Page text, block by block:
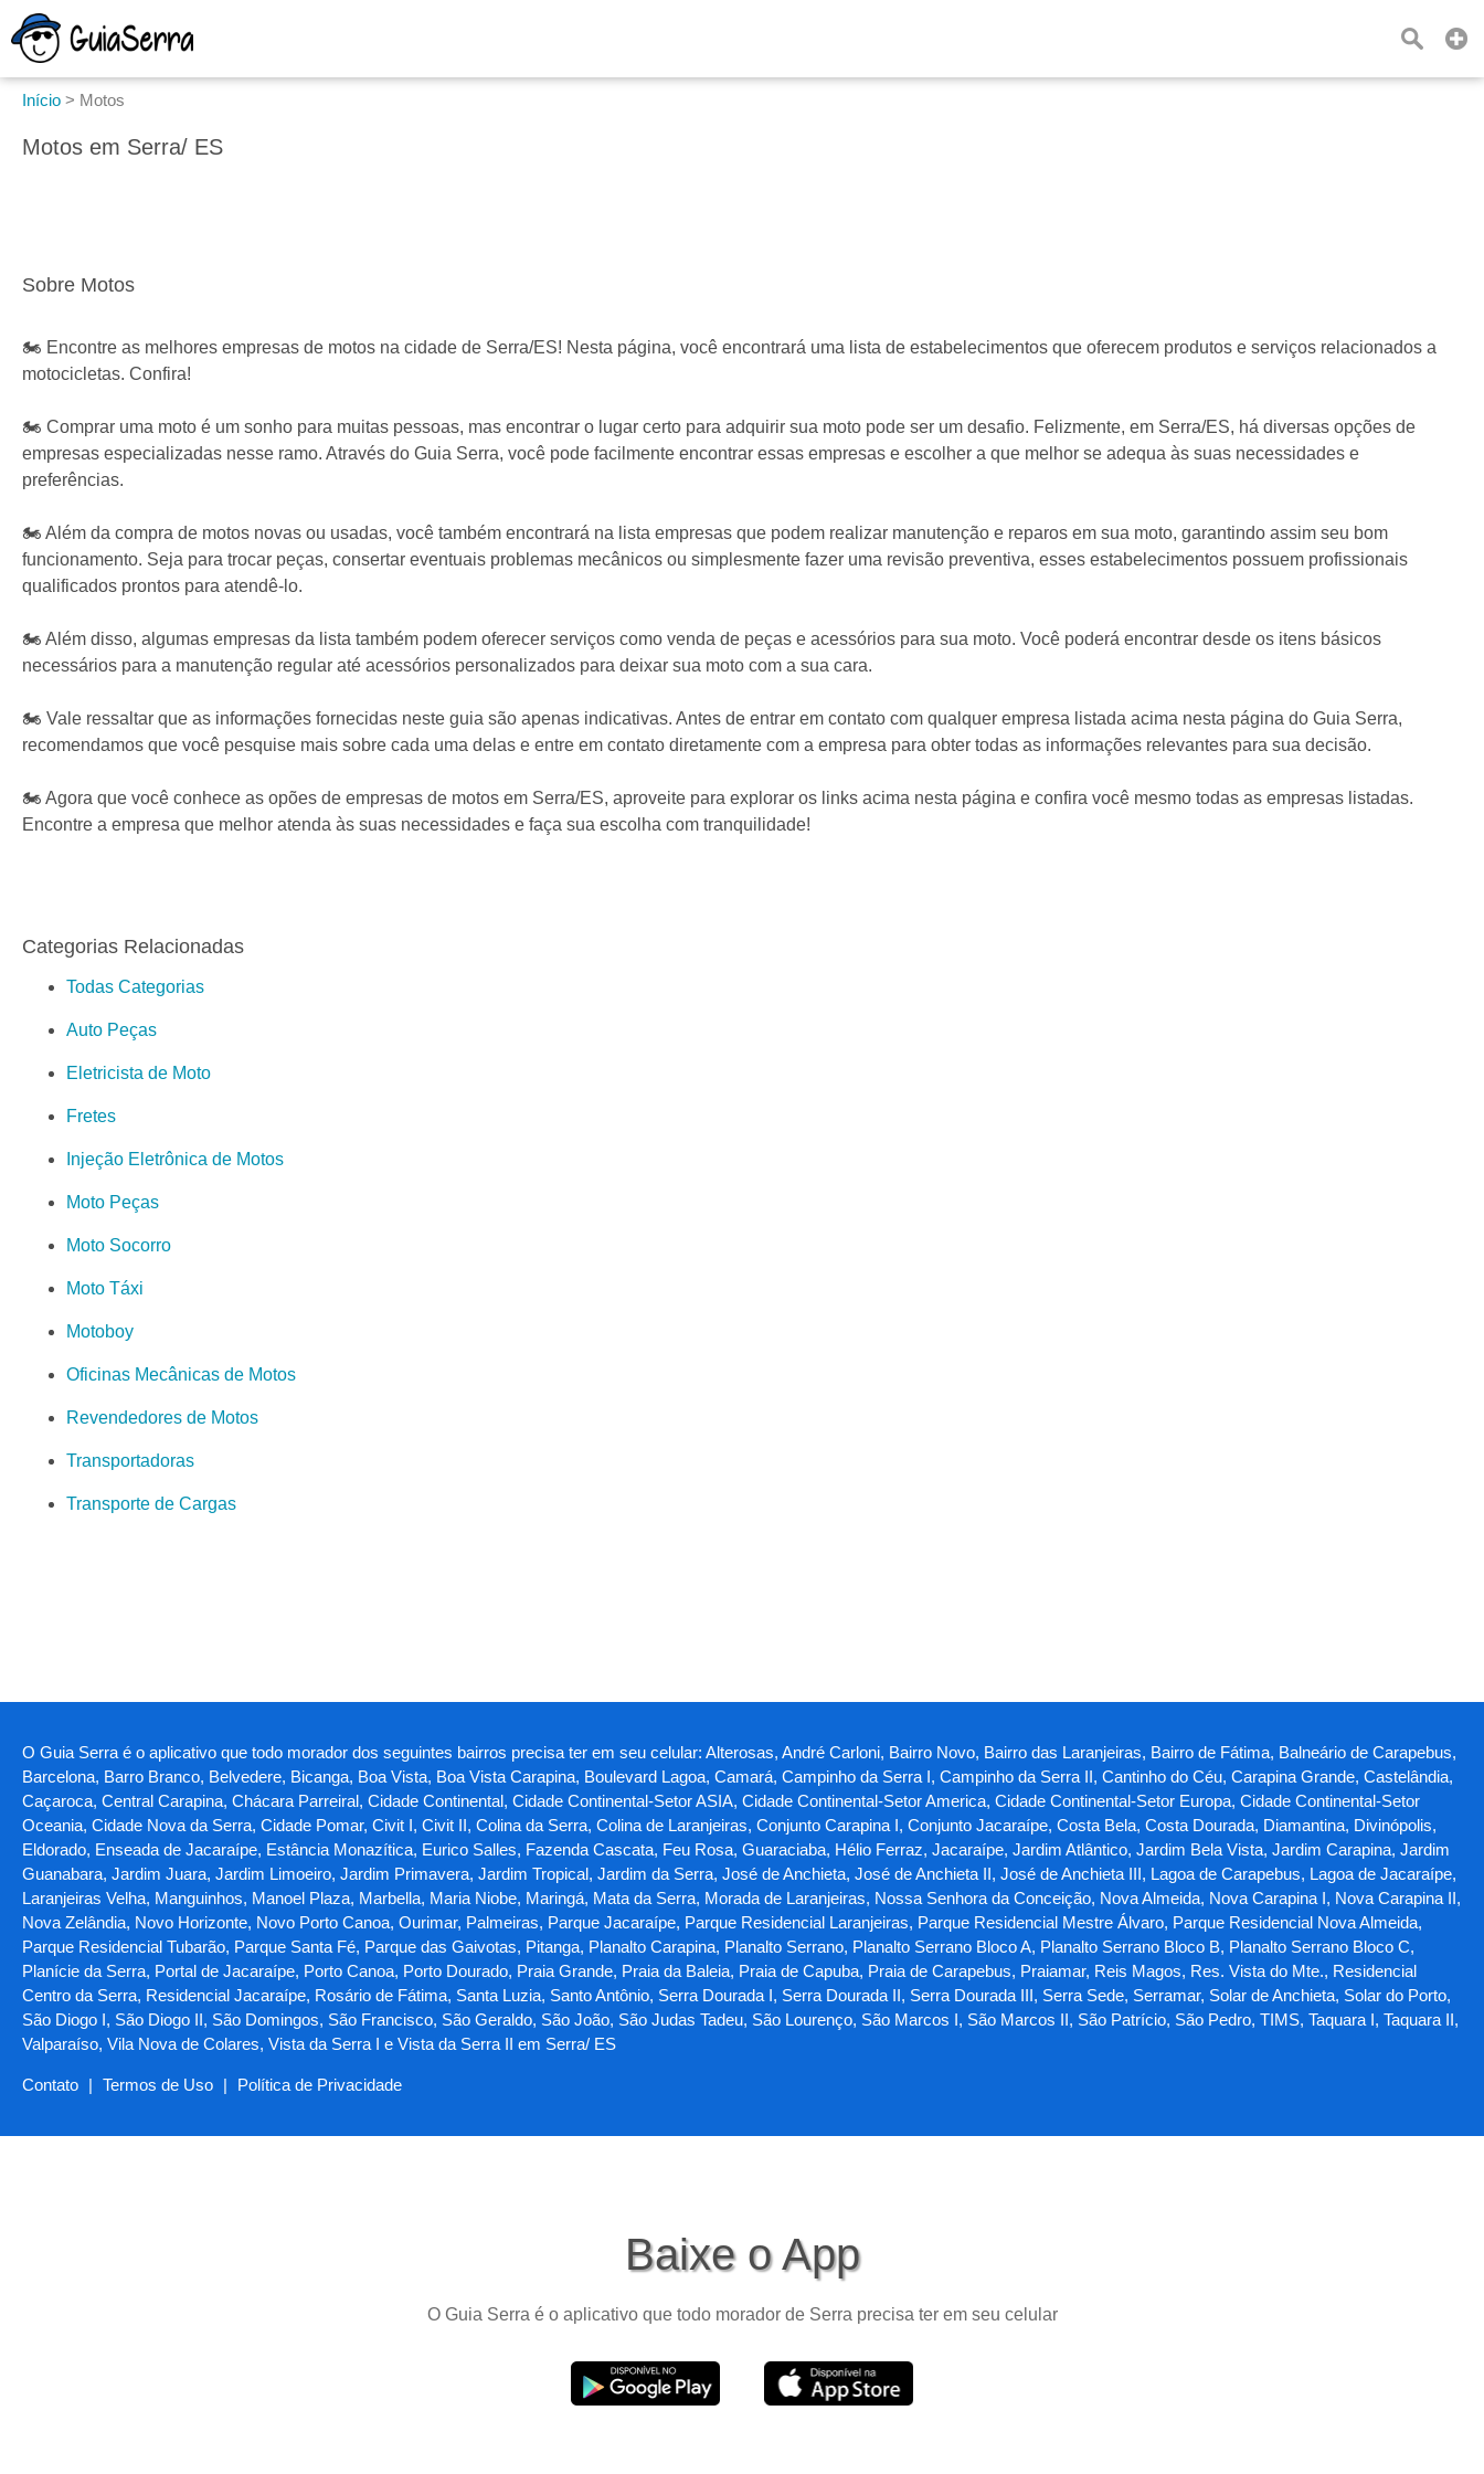
Início > Motos
Motos em Serra/ ES
Sobre Motos
🏍️ Encontre as melhores empresas de motos na cidade de Serra/ES! Nesta página, você encontrará uma lista de estabelecimentos que oferecem produtos e serviços relacionados a
motocicletas. Confira!
🏍️ Comprar uma moto é um sonho para muitas pessoas, mas encontrar o lugar certo para adquirir sua moto pode ser um desafio. Felizmente, em Serra/ES, há diversas opções de
empresas especializadas nesse ramo. Através do Guia Serra, você pode facilmente encontrar essas empresas e escolher a que melhor se adequa às suas necessidades e
preferências.
🏍️ Além da compra de motos novas ou usadas, você também encontrará na lista empresas que podem realizar manutenção e reparos em sua moto, garantindo assim seu bom
funcionamento. Seja para trocar peças, consertar eventuais problemas mecânicos ou simplesmente fazer uma revisão preventiva, esses estabelecimentos possuem profissionais
qualificados prontos para atendê-lo.
🏍️ Além disso, algumas empresas da lista também podem oferecer serviços como venda de peças e acessórios para sua moto. Você poderá encontrar desde os itens básicos
necessários para a manutenção regular até acessórios personalizados para deixar sua moto com a sua cara.
🏍️ Vale ressaltar que as informações fornecidas neste guia são apenas indicativas. Antes de entrar em contato com qualquer empresa listada acima nesta página do Guia Serra,
recomendamos que você pesquise mais sobre cada uma delas e entre em contato diretamente com a empresa para obter todas as informações relevantes para sua decisão.
🏍️ Agora que você conhece as opões de empresas de motos em Serra/ES, aproveite para explorar os links acima nesta página e confira você mesmo todas as empresas listadas.
Encontre a empresa que melhor atenda às suas necessidades e faça sua escolha com tranquilidade!
Categorias Relacionadas
Todas Categorias
Auto Peças
Eletricista de Moto
Fretes
Injeção Eletrônica de Motos
Moto Peças
Moto Socorro
Moto Táxi
Motoboy
Oficinas Mecânicas de Motos
Revendedores de Motos
Transportadoras
Transporte de Cargas
O Guia Serra é o aplicativo que todo morador dos seguintes bairros precisa ter em seu celular: Alterosas, André Carloni, Bairro Novo, Bairro das Laranjeiras, Bairro de Fátima, Balneário de Carapebus,
Barcelona, Barro Branco, Belvedere, Bicanga, Boa Vista, Boa Vista Carapina, Boulevard Lagoa, Camará, Campinho da Serra I, Campinho da Serra II, Cantinho do Céu, Carapina Grande, Castelândia,
Caçaroca, Central Carapina, Chácara Parreiral, Cidade Continental, Cidade Continental-Setor ASIA, Cidade Continental-Setor America, Cidade Continental-Setor Europa, Cidade Continental-Setor
Oceania, Cidade Nova da Serra, Cidade Pomar, Civit I, Civit II, Colina da Serra, Colina de Laranjeiras, Conjunto Carapina I, Conjunto Jacaraípe, Costa Bela, Costa Dourada, Diamantina, Divinópolis,
Eldorado, Enseada de Jacaraípe, Estância Monazítica, Eurico Salles, Fazenda Cascata, Feu Rosa, Guaraciaba, Hélio Ferraz, Jacaraípe, Jardim Atlântico, Jardim Bela Vista, Jardim Carapina, Jardim
Guanabara, Jardim Juara, Jardim Limoeiro, Jardim Primavera, Jardim Tropical, Jardim da Serra, José de Anchieta, José de Anchieta II, José de Anchieta III, Lagoa de Carapebus, Lagoa de Jacaraípe,
Laranjeiras Velha, Manguinhos, Manoel Plaza, Marbella, Maria Niobe, Maringá, Mata da Serra, Morada de Laranjeiras, Nossa Senhora da Conceição, Nova Almeida, Nova Carapina I, Nova Carapina II,
Nova Zelândia, Novo Horizonte, Novo Porto Canoa, Ourimar, Palmeiras, Parque Jacaraípe, Parque Residencial Laranjeiras, Parque Residencial Mestre Álvaro, Parque Residencial Nova Almeida,
Parque Residencial Tubarão, Parque Santa Fé, Parque das Gaivotas, Pitanga, Planalto Carapina, Planalto Serrano, Planalto Serrano Bloco A, Planalto Serrano Bloco B, Planalto Serrano Bloco C,
Planície da Serra, Portal de Jacaraípe, Porto Canoa, Porto Dourado, Praia Grande, Praia da Baleia, Praia de Capuba, Praia de Carapebus, Praiamar, Reis Magos, Res. Vista do Mte., Residencial
Centro da Serra, Residencial Jacaraípe, Rosário de Fátima, Santa Luzia, Santo Antônio, Serra Dourada I, Serra Dourada II, Serra Dourada III, Serra Sede, Serramar, Solar de Anchieta, Solar do Porto,
São Diogo I, São Diogo II, São Domingos, São Francisco, São Geraldo, São João, São Judas Tadeu, São Lourenço, São Marcos I, São Marcos II, São Patrício, São Pedro, TIMS, Taquara I, Taquara II,
Valparaíso, Vila Nova de Colares, Vista da Serra I e Vista da Serra II em Serra/ ES
Contato | Termos de Uso | Política de Privacidade
Baixe o App
O Guia Serra é o aplicativo que todo morador de Serra precisa ter em seu celular